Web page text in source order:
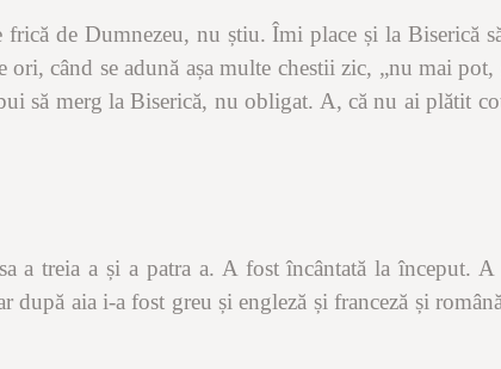
de Dumnezeu, nu știu. Îmi place și la Biserică
când se adună așa multe chestii zic, „nu mai
să merg la Biserică, nu obligat. A, că nu ai plătit
a treia a și a patra a. A fost încântată la început.
aia i-a fost greu și engleză și franceză și